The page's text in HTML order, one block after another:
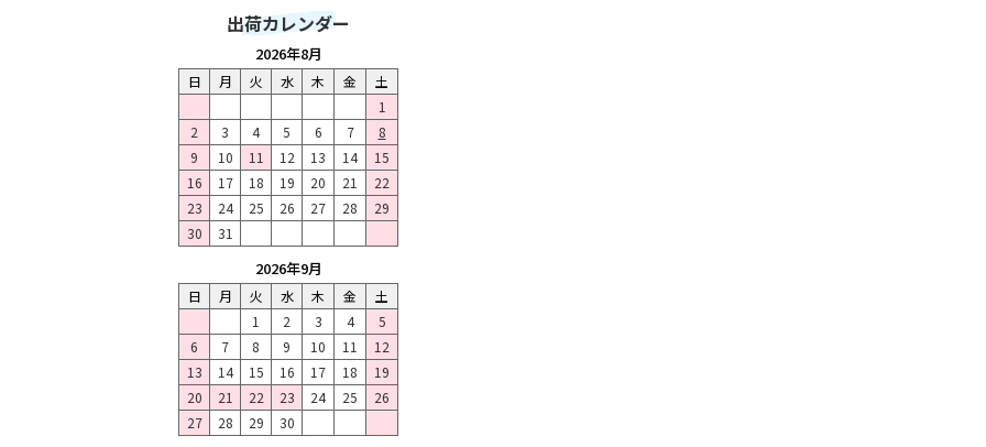
出荷カレンダー
2026年8月
日 月 火 水 木 金
土
1
2
3 4 5 6 7
8
9
10 11 12 13 14
15
16
17 18 19 20 21
22
23
24 25 26 27 28
29
30
31
2026年9月
日 月 火 水 木 金
土
1
2 3 4
5
6
7 8 9 10 11
12
13
14 15 16 17 18
19
20
21 22 23 24 25
26
27
28 29 30